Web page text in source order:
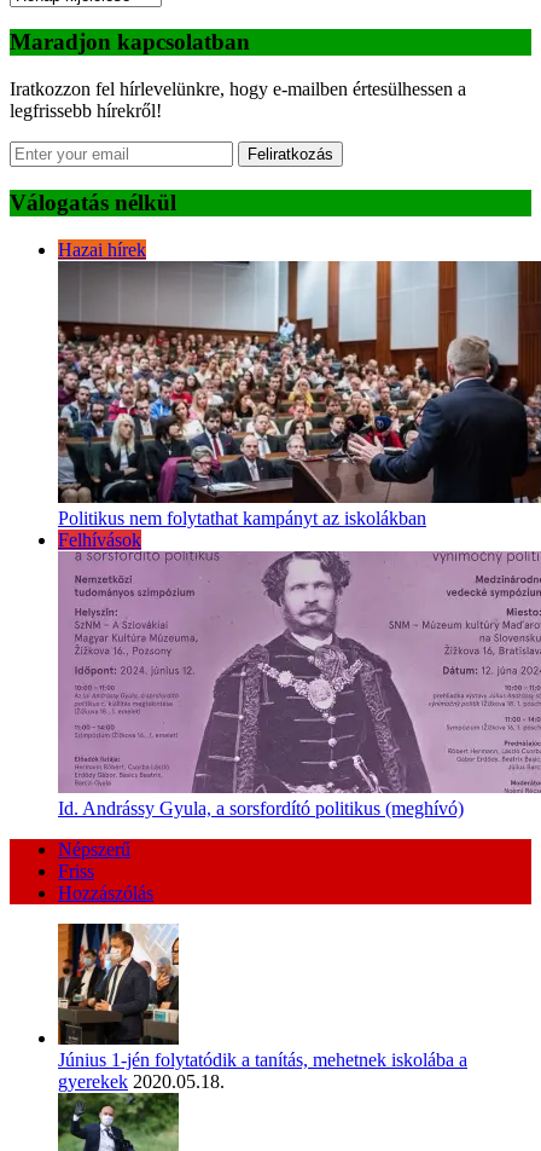
Maradjon kapcsolatban
Iratkozzon fel hírlevelünkre, hogy e-mailben értesülhessen a
legfrissebb hírekről!
Feliratkozás
Válogatás nélkül
Hazai hírek
Politikus nem folytathat kampányt az iskolákban
Felhívások
Id. Andrássy Gyula, a sorsfordító politikus (meghívó)
Népszerű
Friss
Hozzászólás
Június 1-jén folytatódik a tanítás, mehetnek iskolába a
gyerekek 2020.05.18.